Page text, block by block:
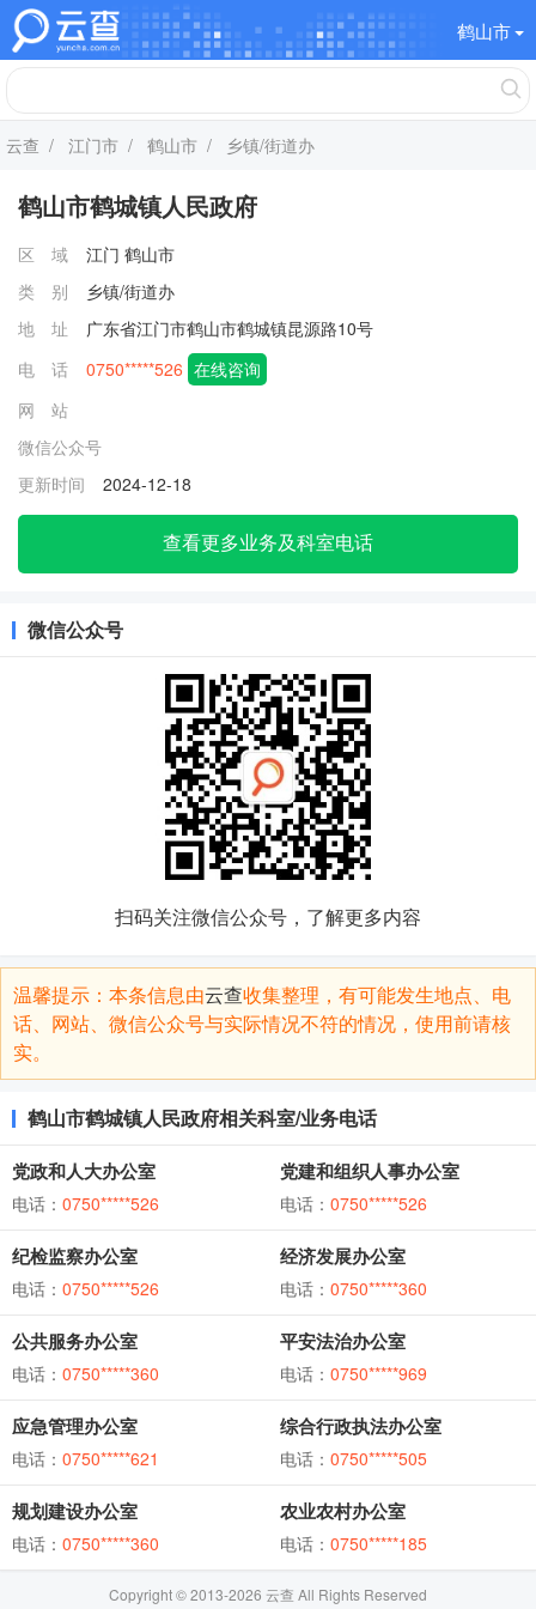
鹤山市
云查 / 江门市 / 鹤山市 / 乡镇/街道办
鹤山市鹤城镇人民政府
区 域 江门 鹤山市
类 别
乡镇/街道办
地 址
广东省江门市鹤山市鹤城镇昆源路10号
电 话
0750*****526 在线咨询
网 站
微信公众号
更新时间
2024-12-18
查看更多业务及科室电话
微信公众号
扫码关注微信公众号，了解更多内容
温馨提示：本条信息由云查收集整理，有可能发生地点、电
话、网站、微信公众号与实际情况不符的情况，使用前请核
实。
鹤山市鹤城镇人民政府相关科室/业务电话
党政和人大办公室
电话： 0750*****526
党建和组织人事办公室
电话： 0750*****526
纪检监察办公室
电话： 0750*****526
经济发展办公室
电话： 0750*****360
公共服务办公室
电话： 0750*****360
平安法治办公室
电话： 0750*****969
应急管理办公室
电话： 0750*****621
综合行政执法办公室
电话： 0750*****505
规划建设办公室
电话： 0750*****360
农业农村办公室
电话： 0750*****185
Copyright © 2013-2026 云查 All Rights Reserved